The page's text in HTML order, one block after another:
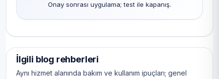
Onay sonrası uygulama; test ile kapanış.
İlgili blog rehberleri
Aynı hizmet alanında bakım ve kullanım ipuçları; genel